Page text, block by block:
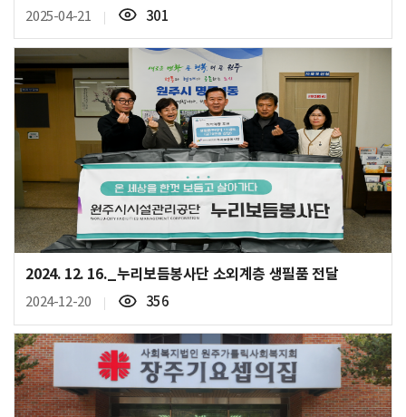
2025-04-21
조
회
수
301
2024. 12. 16._누리보듬봉사단 소외계층 생필품 전달
2024-12-20
조
회
수
356